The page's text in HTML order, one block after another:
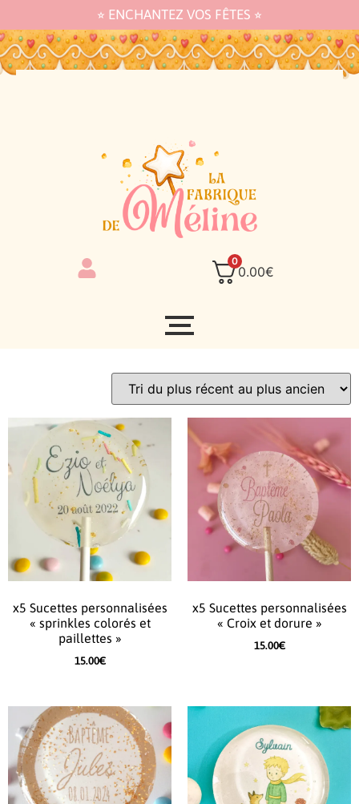
⭐︎ ENCHANTEZ VOS FÊTES ⭐︎
0
0.00€
x5 Sucettes personnalisées
« sprinkles colorés et
paillettes »
15.00€
x5 Sucettes personnalisées
« Croix et dorure »
15.00€